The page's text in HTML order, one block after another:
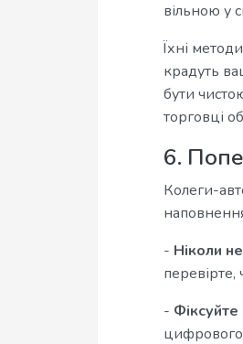
вільною у
Їхні
крадуть
бути
торговці
6.
Колеги-
- Ніколи
- Фіксуйте